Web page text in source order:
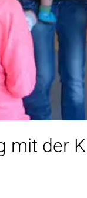
mit der